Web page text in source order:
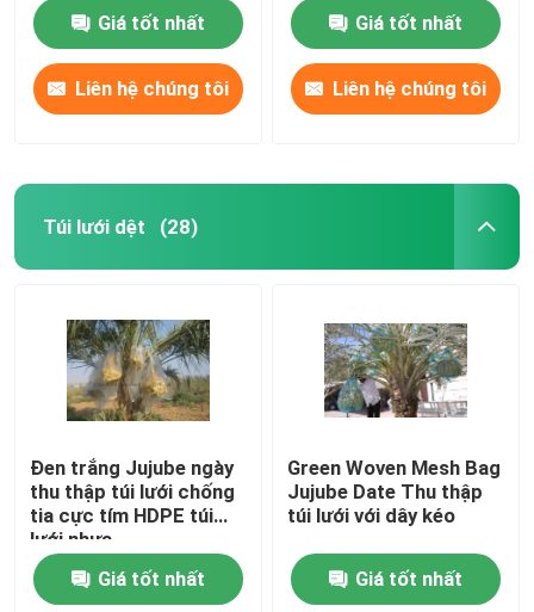
Giá tốt nhất
Liên hệ chúng tôi
Giá tốt nhất
Liên hệ chúng tôi
Túi lưới dệt (28)
Đen trắng Jujube ngày
thu thập túi lưới chống
tia cực tím HDPE túi
lưới nhựa
Giá tốt nhất
Green Woven Mesh Bag
Jujube Date Thu thập
túi lưới với dây kéo
Giá tốt nhất